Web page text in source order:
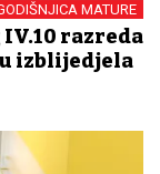
MATURE
razreda
izblijedjela